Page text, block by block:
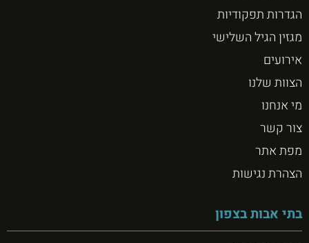
הגדרות תפקודיות
מגזין הגיל השלישי
אירועים
הצוות שלנו
מי אנחנו
צור קשר
מפת אתר
הצהרת נגישות
בתי אבות בצפון